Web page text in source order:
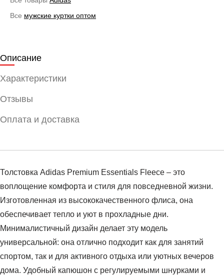
Все мужские куртки оптом
Описание
Характеристики
Отзывы
Оплата и доставка
Толстовка Adidas Premium Essentials Fleece – это
воплощение комфорта и стиля для повседневной жизни.
Изготовленная из высококачественного флиса, она
обеспечивает тепло и уют в прохладные дни.
Минималистичный дизайн делает эту модель
универсальной: она отлично подходит как для занятий
спортом, так и для активного отдыха или уютных вечеров
дома. Удобный капюшон с регулируемыми шнурками и